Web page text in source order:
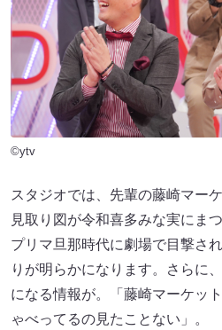
©ytv
スタジオでは、先輩の藤崎マー
見取り図が令和喜多みな実にま
プリマ旦那時代に劇場で目撃さ
りが明らかになります。さらに
になる情報が。「藤崎マーケッ
ゃべってるの見たことない」。